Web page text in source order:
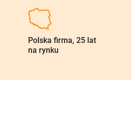
Polska firma, 25 lat
na rynku